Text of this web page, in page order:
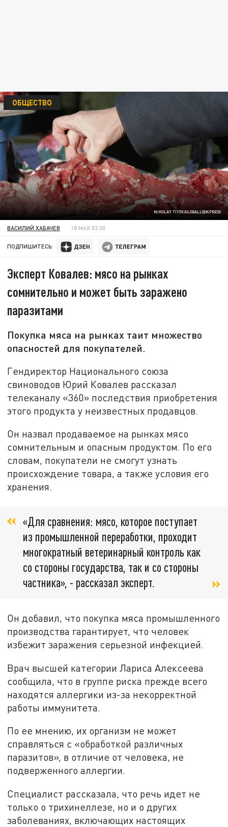
NIKOLAY TITOV/GLOBALLOOKPRESS
ОБЩЕСТВО
ВАСИЛИЙ ХАБАЧЕВ 18 МАЯ 03:30
ПОДПИШИТЕСЬ:
Эксперт Ковалев: мясо на рынках
сомнительно и может быть заражено
паразитами
Покупка мяса на рынках таит множество
опасностей для покупателей.
Гендиректор Национального союза
свиноводов Юрий Ковалев рассказал
телеканалу «360» последствия приобретения
этого продукта у неизвестных продавцов.
Он назвал продаваемое на рынках мясо
сомнительным и опасным продуктом. По его
словам, покупатели не смогут узнать
происхождение товара, а также условия его
хранения.
«Для сравнения: мясо, которое поступает
из промышленной переработки, проходит
многократный ветеринарный контроль как
со стороны государства, так и со стороны
частника», - рассказал эксперт.
Он добавил, что покупка мяса промышленного
производства гарантирует, что человек
избежит заражения серьезной инфекцией.
Врач высшей категории Лариса Алексеева
сообщила, что в группе риска прежде всего
находятся аллергики из-за некорректной
работы иммунитета.
По ее мнению, их организм не может
справляться с «обработкой различных
паразитов», в отличие от человека, не
подверженного аллергии.
Специалист рассказала, что речь идет не
только о трихинеллезе, но и о других
заболеваниях, включающих настоящих